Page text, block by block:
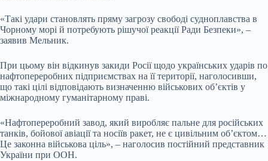
«Такі удари становлять пряму загрозу свободі судноплавства в
Чорному морі й потребують рішучої реакції Ради Безпеки», –
заявив Мельник.
При цьому він відкинув закиди Росії щодо українських ударів по
нафтопереробних підприємствах на її території, наголосивши,
що такі цілі відповідають визначенню військових об’єктів у
міжнародному гуманітарному праві.
«Нафтопереробний завод, який виробляє пальне для російських
танків, бойової авіації та носіїв ракет, не є цивільним об’єктом…
Це законна військова ціль», – наголосив постійний представник
України при ООН.